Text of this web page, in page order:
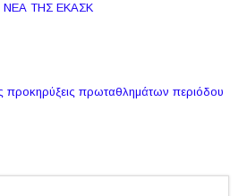
ΝΕΑ ΤΗΣ ΕΚΑΣΚ
προκηρύξεις πρωταθλημάτων περιόδου